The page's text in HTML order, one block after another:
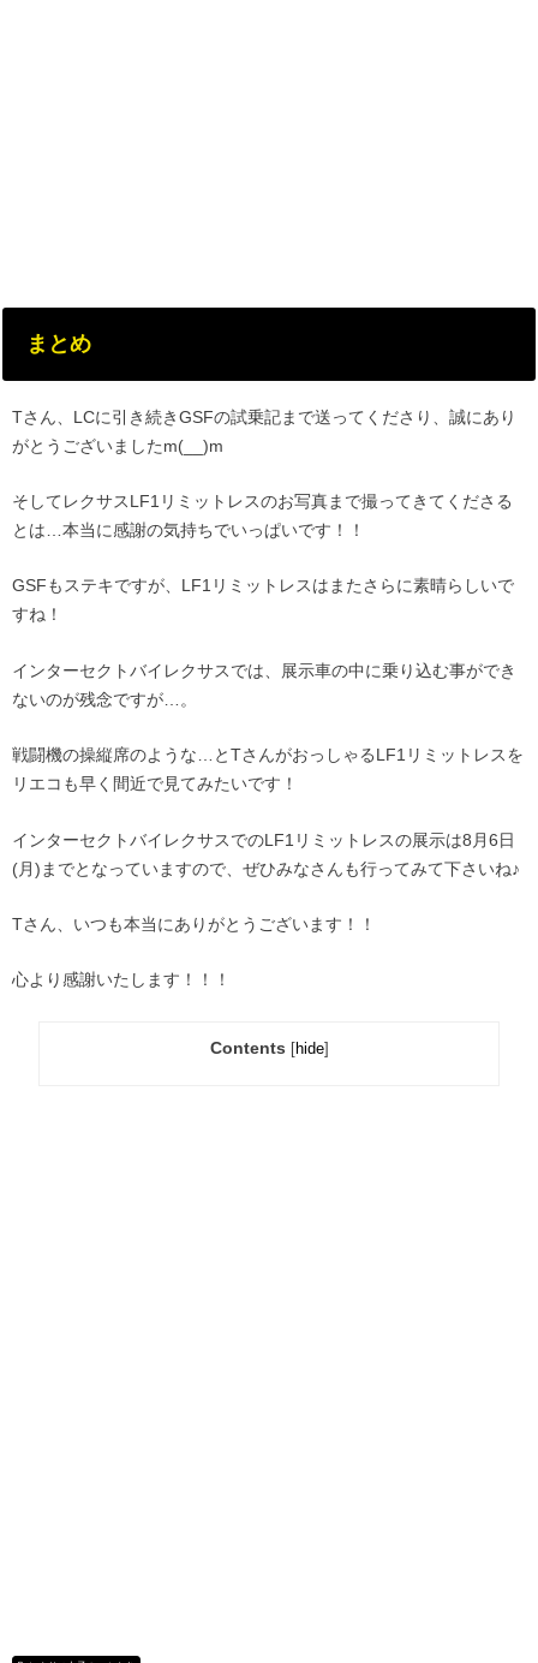
まとめ
Tさん、LCに引き続きGSFの試乗記まで送ってくださり、誠にあり
がとうございましたm(__)m
そしてレクサスLF1リミットレスのお写真まで撮ってきてくださる
とは…本当に感謝の気持ちでいっぱいです！！
GSFもステキですが、LF1リミットレスはまたさらに素晴らしいで
すね！
インターセクトバイレクサスでは、展示車の中に乗り込む事ができ
ないのが残念ですが…。
戦闘機の操縦席のような…とTさんがおっしゃるLF1リミットレスを
リエコも早く間近で見てみたいです！
インターセクトバイレクサスでのLF1リミットレスの展示は8月6日
(月)までとなっていますので、ぜひみなさんも行ってみて下さいね♪
Tさん、いつも本当にありがとうございます！！
心より感謝いたします！！！
Contents [hide]